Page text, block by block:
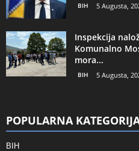
BIH 5 Augusta,
Inspekcija
Komunalno
mora...
BIH 5 Augusta,
POPULARNA
BIH